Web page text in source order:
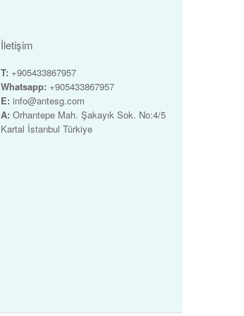
İletişim
T: +905433867957
Whatsapp: +905433867957
E: info@antesg.com
A: Orhantepe Mah. Şakayık Sok. No:4/5
Kartal İstanbul Türkiye